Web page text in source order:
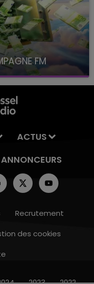
FM
à 8H10
ACTUS
ANNONCEURS
Recrutement
des cookies